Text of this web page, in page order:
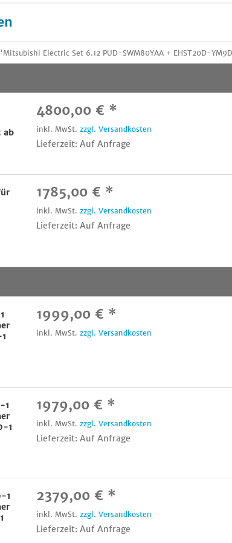
Electric Set 6.12 PUD-SWM80YAA + EHST20D-
ab
4800,00 € *
inkl. MwSt.zzgl. Versandkosten
Lieferzeit: Auf Anfrage
1785,00 € *
inkl. MwSt.zzgl. Versandkosten
Lieferzeit: Auf Anfrage
1999,00 € *
inkl. MwSt.zzgl. Versandkosten
1
1
1979,00 € *
inkl. MwSt.zzgl. Versandkosten
Lieferzeit: Auf Anfrage
1
2379,00 € *
inkl. MwSt.zzgl. Versandkosten
Lieferzeit: Auf Anfrage